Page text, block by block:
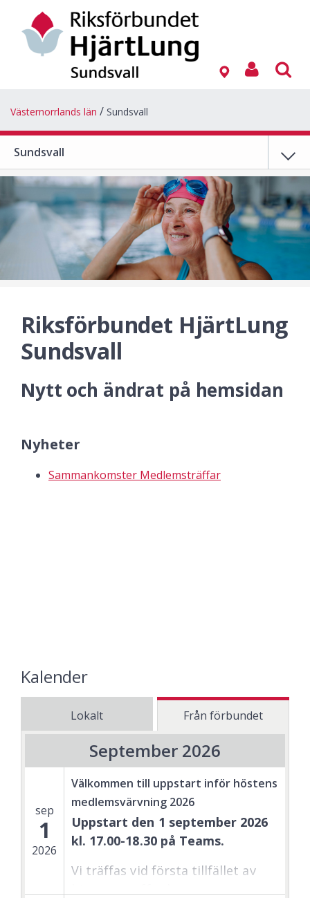
Västernorrlands län Sundsvall
Sundsvall
Riksförbundet HjärtLung
Sundsvall
Nytt och ändrat på hemsidan
Nyheter
Sammankomster Medlemsträffar
Kalender
Lokalt Från förbundet
September 2026
sep
1
2026
Välkommen till uppstart inför höstens
medlemsvärvning 2026
Uppstart den 1 september 2026
kl. 17.00-18.30 på Teams.
Vi träffas vid första tillfället av